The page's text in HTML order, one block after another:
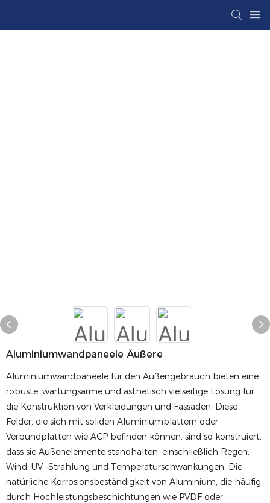
Aluminiumwandpaneele Äußere
Aluminiumwandpaneele für den Außengebrauch bieten eine
robuste, wartungsarme und ästhetisch vielseitige Lösung für
die Konstruktion von Verkleidungen und Fassaden. Diese
Felder, die sich mit soliden Aluminiumblättern oder
Verbundplatten wie ACP befinden können, sind so konstruiert,
dass sie Außenelemente standhalten, einschließlich Regen,
Wind, UV -Strahlung und Temperaturschwankungen. Die
natürliche Korrosionsbeständigkeit von Aluminium, die häufig
durch Hochleistungsbeschichtungen wie PVDF oder